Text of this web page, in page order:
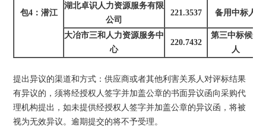
包4：潜江
湖北卓识人力资源服务有限
公司
221.3537 备用中标人
大冶市三和人力资源服务中
心
220.7432
第三中标候选
人
提出异议的渠道和方式：供应商或者其他利害关系人对评标结果
有异议的，须将经授权人签字并加盖公章的书面异议函向采购代
理机构提出，如未提供经授权人签字并加盖公章的异议函，将被
视为无效异议。逾期提交的将不予受理。